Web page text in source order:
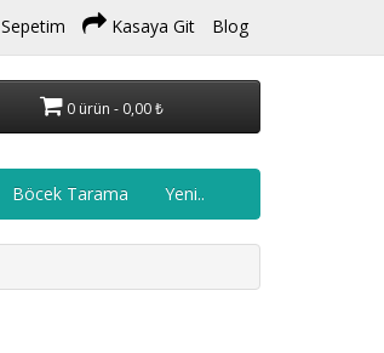
Sepetim Kasaya Git Blog
0 ürün - 0,00 ₺
Böcek Tarama Yeni..